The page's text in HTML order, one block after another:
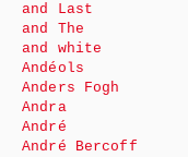
and Last
and The
and white
Andéols
Anders Fogh
Andra
André
André Bercoff